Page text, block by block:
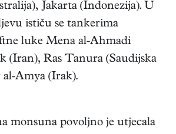
Jakarta (Indonezija). U
ističu se tankerima
luke Mena al-Ahmadi
(Iran), Ras Tanura (Saudijska
Amya (Irak).
monsuna povoljno je utjecala